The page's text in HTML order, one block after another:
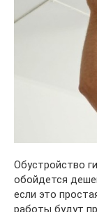
Обустройство
обойдется
если это
работы будут